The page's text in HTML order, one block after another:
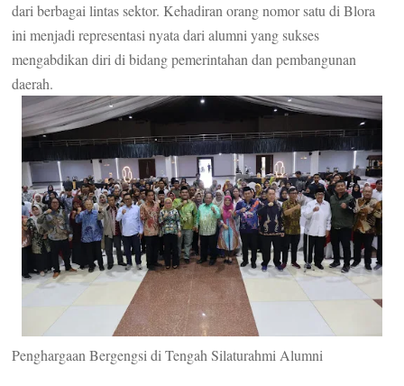
dari berbagai lintas sektor. Kehadiran orang nomor satu di Blora
ini menjadi representasi nyata dari alumni yang sukses
mengabdikan diri di bidang pemerintahan dan pembangunan
daerah.
Penghargaan Bergengsi di Tengah Silaturahmi Alumni